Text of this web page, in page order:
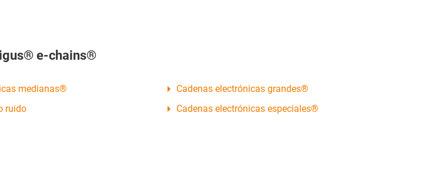
igus® e-chains®
medianas®
Cadenas electrónicas grandes®
ruido Cadenas electrónicas especiales®